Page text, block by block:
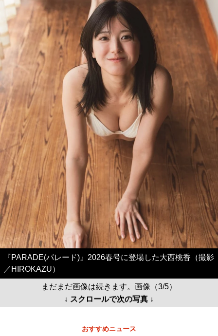
『PARADE(パレード)』2026春号に登場した大西桃香（撮影
／HIROKAZU）
まだまだ画像は続きます。画像（3/5）
↓ スクロールで次の写真 ↓
おすすめニュース